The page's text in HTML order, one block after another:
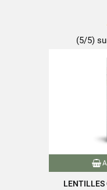
(5/5)
LENTILLES